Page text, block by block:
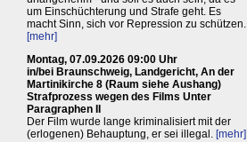
um Einschüchterung und Strafe geht. Es
macht Sinn, sich vor Repression zu schützen.
[mehr]
Montag, 07.09.2026 09:00 Uhr
in/bei Braunschweig, Landgericht, An der
Martinikirche 8 (Raum siehe Aushang)
Strafprozess wegen des Films Unter
Paragraphen II
Der Film wurde lange kriminalisiert mit der
(erlogenen) Behauptung, er sei illegal. [mehr]